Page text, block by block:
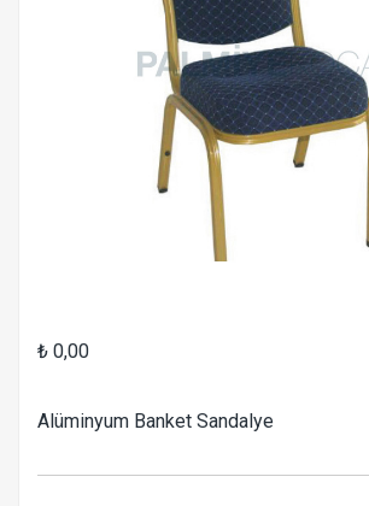
₺ 0,00
Alüminyum Banket Sandalye